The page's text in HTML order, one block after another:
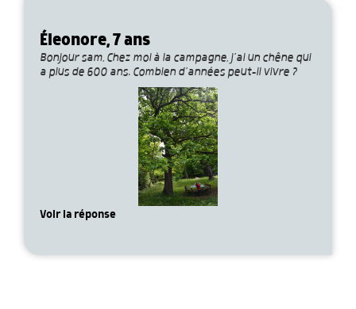
Éleonore, 7 ans
Bonjour sam, Chez moi à la campagne, j’ai un chêne qui
a plus de 600 ans. Combien d’années peut-il vivre ?
Voir la réponse